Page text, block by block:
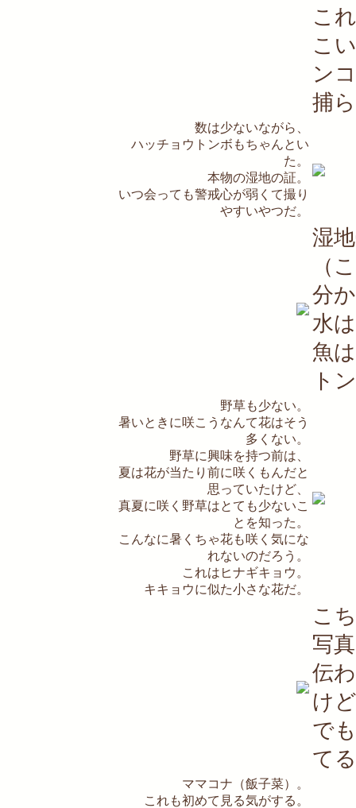
こ
こ
ン
捕
数は少ないながら、
ハッチョウトンボもちゃんとい
た。
本物の湿地の証。
いつ会っても警戒心が弱くて撮り
やすいやつだ。
湿
（
分
水
魚
ト
野草も少ない。
暑いときに咲こうなんて花はそう
多くない。
野草に興味を持つ前は、
夏は花が当たり前に咲くもんだと
思っていたけど、
真夏に咲く野草はとても少ないこ
とを知った。
こんなに暑くちゃ花も咲く気にな
れないのだろう。
これはヒナギキョウ。
キキョウに似た小さな花だ。
こ
写
伝
け
で
て
ママコナ（飯子菜）。
これも初めて見る気がする。